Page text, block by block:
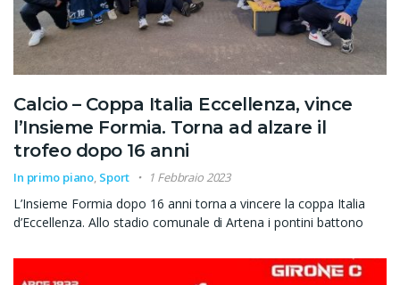
Calcio – Coppa Italia Eccellenza, vince
l’Insieme Formia. Torna ad alzare il
trofeo dopo 16 anni
In primo piano, Sport 1 Febbraio 2023
L’Insieme Formia dopo 16 anni torna a vincere la coppa Italia
d’Eccellenza. Allo stadio comunale di Artena i pontini battono